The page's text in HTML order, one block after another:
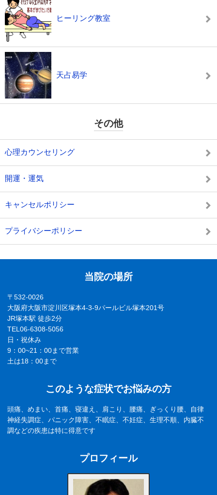
ヒーリング教室
天占易学
その他
心理カウンセリング
開運・運気
キャンセルポリシー
プライバシーポリシー
当院の場所
〒532-0026
大阪府大阪市淀川区塚本4-3-9パールビル塚本201号
JR塚本駅 徒歩2分
TEL06-6308-5056
日・祝休み
9：00~21：00まで営業
土は18：00まで
このような症状でお悩みの方
頭痛、めまい、首痛、寝違え、肩こり、腰痛、ぎっくり腰、自律
神経失調症、パニック障害、不眠症、不妊症、生理不順、内臓不
調などの疾患は特に得意です
プロフィール